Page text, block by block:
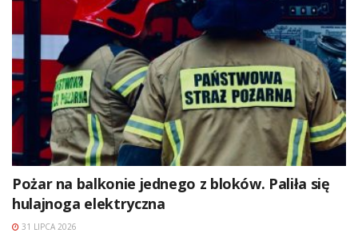
Pożar na balkonie jednego z bloków. Paliła się
hulajnoga elektryczna
31 LIPCA 2026